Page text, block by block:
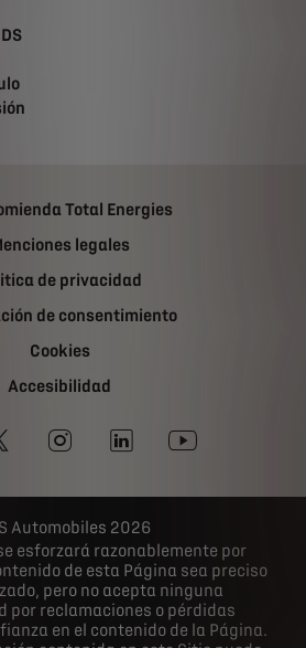
Total Energies
legales
de privacidad
de consentimiento
Cookies
Accesibilidad
Automobiles 2026
esforzará razonablemente por
de esta Página sea preciso
pero no acepta ninguna
por reclamaciones o pérdidas
en el contenido de la Página.